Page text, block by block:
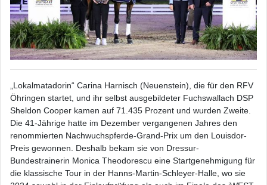
„Lokalmatadorin“ Carina Harnisch (Neuenstein), die für den RFV
Öhringen startet, und ihr selbst ausgebildeter Fuchswallach DSP
Sheldon Cooper kamen auf 71.435 Prozent und wurden Zweite.
Die 41-Jährige hatte im Dezember vergangenen Jahres den
renommierten Nachwuchspferde-Grand-Prix um den Louisdor-
Preis gewonnen. Deshalb bekam sie von Dressur-
Bundestrainerin Monica Theodorescu eine Startgenehmigung für
die klassische Tour in der Hanns-Martin-Schleyer-Halle, wo sie